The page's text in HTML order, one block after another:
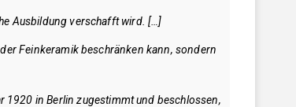
Ausbildung verschafft wird. […]
Feinkeramik beschränken kann, sondern
1920 in Berlin zugestimmt und beschlossen,